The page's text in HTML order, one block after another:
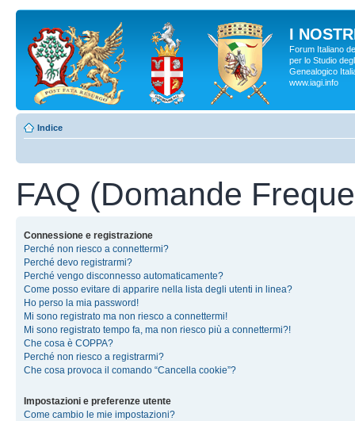
I
Forum Italiano
per lo Studio
Genealogico
www.iagi.info
Indice
FAQ (Domande
Connessione e registrazione
Perché non riesco a connettermi?
Perché devo registrarmi?
Perché vengo disconnesso automaticamente?
Come posso evitare di apparire nella lista degli utenti in linea?
Ho perso la mia password!
Mi sono registrato ma non riesco a connettermi!
Mi sono registrato tempo fa, ma non riesco più a connettermi?!
Che cosa è COPPA?
Perché non riesco a registrarmi?
Che cosa provoca il comando “Cancella cookie”?
Impostazioni e preferenze utente
Come cambio le mie impostazioni?